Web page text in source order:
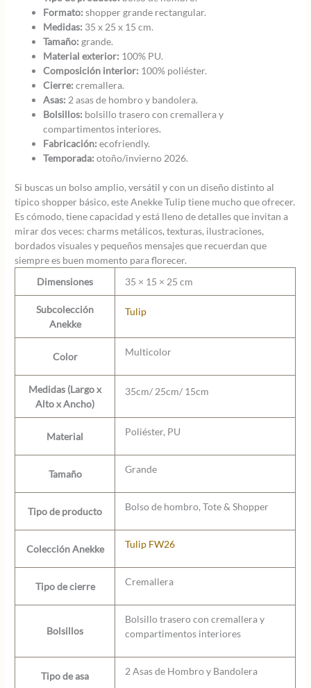
Formato: shopper grande rectangular.
Medidas: 35 x 25 x 15 cm.
Tamaño: grande.
Material exterior: 100% PU.
Composición interior: 100% poliéster.
Cierre: cremallera.
Asas: 2 asas de hombro y bandolera.
Bolsillos: bolsillo trasero con cremallera y
compartimentos interiores.
Fabricación: ecofriendly.
Temporada: otoño/invierno 2026.
Si buscas un bolso amplio, versátil y con un diseño distinto al
típico shopper básico, este Anekke Tulip tiene mucho que ofrecer.
Es cómodo, tiene capacidad y está lleno de detalles que invitan a
mirar dos veces: charms metálicos, texturas, ilustraciones,
bordados visuales y pequeños mensajes que recuerdan que
siempre es buen momento para florecer.
Dimensiones
35 × 15 × 25 cm
Subcolección
Anekke
Tulip
Color Multicolor
Medidas (Largo x
Alto x Ancho)
35cm/ 25cm/ 15cm
Material Poliéster, PU
Tamaño Grande
Tipo de producto Bolso de hombro, Tote & Shopper
Colección Anekke Tulip FW26
Tipo de cierre Cremallera
Bolsillos
Bolsillo trasero con cremallera y
compartimentos interiores
Tipo de asa 2 Asas de Hombro y Bandolera